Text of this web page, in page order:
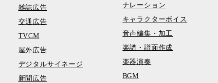
雑誌広告
交通広告
TVCM
屋外広告
デジタルサイネージ
新聞広告
ナレーション
キャラクターボイス
音声編集・加工
楽譜・譜面作成
楽器演奏
BGM